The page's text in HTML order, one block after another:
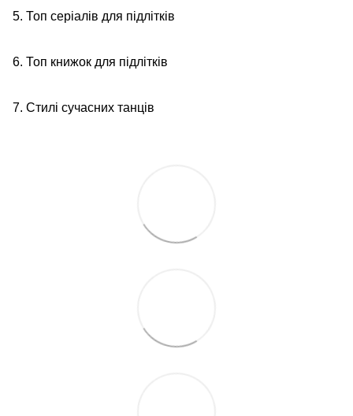
5. Топ серіалів для підлітків
6. Топ книжок для підлітків
7. Стилі сучасних танців